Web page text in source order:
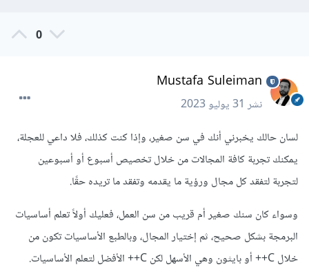
0
Mustafa Suleiman
نشر31 يوليو 2023
لسان حالك يخبرني أنك في سن صغير، وإذا كنت كذلك، فلا داعي للعجلة،
يمكنك تجربة كافة المجالات من خلال تخصيص أسبوع أو أسبوعين
لتجربة لتفقد كل مجال ورؤية ما يقدمه وتفقد ما تريده حقًا.
وسواء كان سنك صغير أم قريب من سن العمل، فعليك أولاً تعلم أساسيات
البرمجة بشكل صحيح، ثم إختيار المجال، وبالطبع الأساسيات تكون من
خلال C++ أو بايثون وهي الأسهل لكن C++ الأفضل لتعلم الأساسيات.